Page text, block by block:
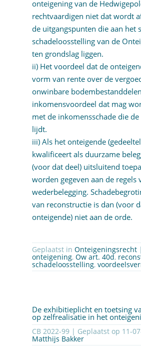
onteigening van de
rechtvaardigen niet dat wordt
de uitgangspunten die aan het
schadeloosstelling van de
ten grondslag liggen.
ii) Het voordeel dat de
vorm van rente over de
onwinbare
inkomensvoordeel dat mag
met de inkomensschade die
lijdt.
iii) Als het onteigende
kwalificeert als duurzame
(voor dat deel) uitsluitend
worden gegeven aan de regels
wederbelegging.
van reconstructie is dan (voor
onteigende) niet aan de orde.
Geplaatst in Onteigeningsrecht
onteigening, Ow art. 40d,
schadeloosstelling,
De exhibitieplicht en toetsing
op zelfrealisatie in het
CB 2022-99 | Geplaatst op 11-
Matthijs Bakker